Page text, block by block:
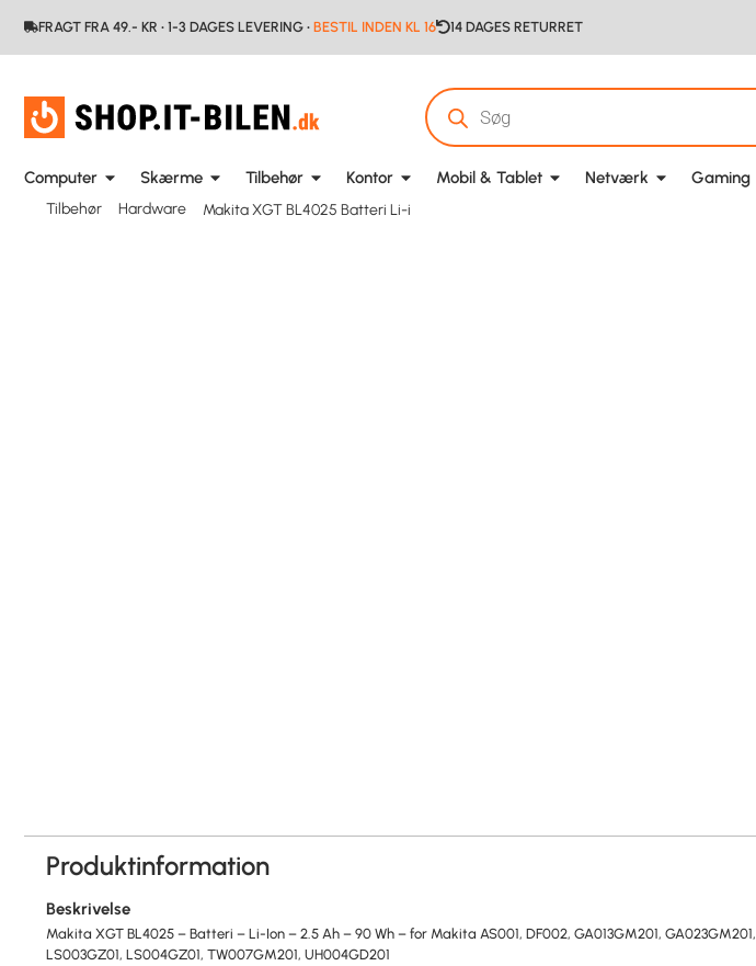
FRAGT FRA 49.- KR • 1-3 DAGES LEVERING • BESTIL INDEN KL 16 14 DAGES RETURRET
Computer Skærme Tilbehør Kontor Mobil & Tablet Netværk Gaming
Tilbehør Hardware Makita XGT BL4025 Batteri Li-i
Produktinformation
Beskrivelse
Makita XGT BL4025 – Batteri – Li-Ion – 2.5 Ah – 90 Wh – for Makita AS001, DF002, GA013GM201, GA023GM201,
LS003GZ01, LS004GZ01, TW007GM201, UH004GD201